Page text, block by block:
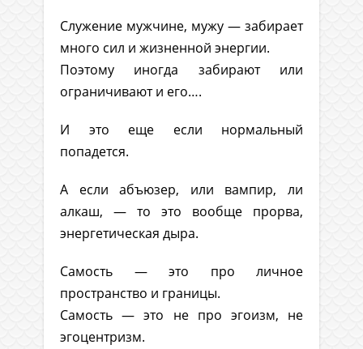
Служение мужчине, мужу — забирает
много сил и жизненной энергии.
Поэтому иногда забирают или
ограничивают и его….
И это еще если нормальный
попадется.
А если абъюзер, или вампир, ли
алкаш, — то это вообще прорва,
энергетическая дыра.
Самость — это про личное
пространство и границы.
Самость — это не про эгоизм, не
эгоцентризм.